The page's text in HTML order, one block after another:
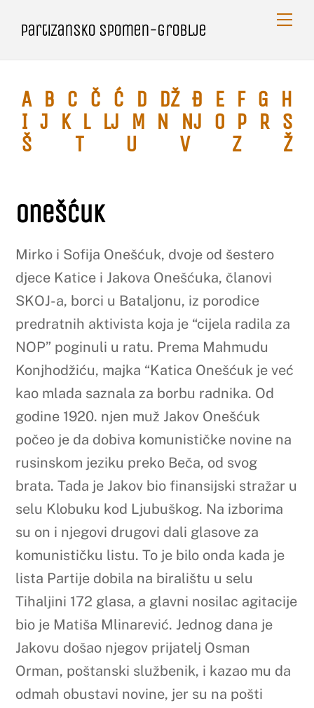
content
Partizansko spomen-groblje
A B C Č Ć D Dž Đ E F G H
I J K L Lj M N Nj O P R S
Š
T U V Z Ž
Onešćuk
Mirko i Sofija Onešćuk, dvoje od šestero
djece Katice i Jakova Onešćuka, članovi
SKOJ-a, borci u Bataljonu, iz porodice
predratnih aktivista koja je “cijela radila za
NOP” poginuli u ratu. Prema Mahmudu
Konjhodžiću, majka “Katica Onešćuk je već
kao mlada saznala za borbu radnika. Od
godine 1920. njen muž Jakov Onešćuk
počeo je da dobiva komunističke novine na
rusinskom jeziku preko Beča, od svog
brata. Tada je Jakov bio finansijski stražar u
selu Klobuku kod Ljubuškog. Na izborima
su on i njegovi drugovi dali glasove za
komunističku listu. To je bilo onda kada je
lista Partije dobila na biralištu u selu
Tihaljini 172 glasa, a glavni nosilac agitacije
bio je Matiša Mlinarević. Jednog dana je
Jakovu došao njegov prijatelj Osman
Orman, poštanski službenik, i kazao mu da
odmah obustavi novine, jer su na pošti